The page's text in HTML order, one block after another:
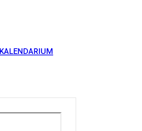
KALENDARIUM